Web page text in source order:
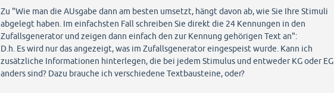
Zu "Wie man die AUsgabe dann am besten umsetzt, hängt davon ab, wie Sie Ihre Stimuli
abgelegt haben. Im einfachsten Fall schreiben Sie direkt die 24 Kennungen in den
Zufallsgenerator und zeigen dann einfach den zur Kennung gehörigen Text an":
D.h. Es wird nur das angezeigt, was im Zufallsgenerator eingespeist wurde. Kann ich
zusätzliche Informationen hinterlegen, die bei jedem Stimulus und entweder KG oder EG
anders sind? Dazu brauche ich verschiedene Textbausteine, oder?